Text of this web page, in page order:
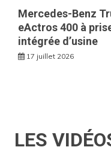
Mercedes-Benz
eActros 400 à
intégrée d’usine
17 juillet 2026
LES